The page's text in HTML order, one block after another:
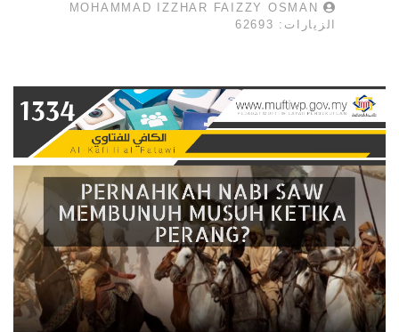
MOHAMMAD IZZHAR FAIZZY OSMAN
الزيارات: 62693